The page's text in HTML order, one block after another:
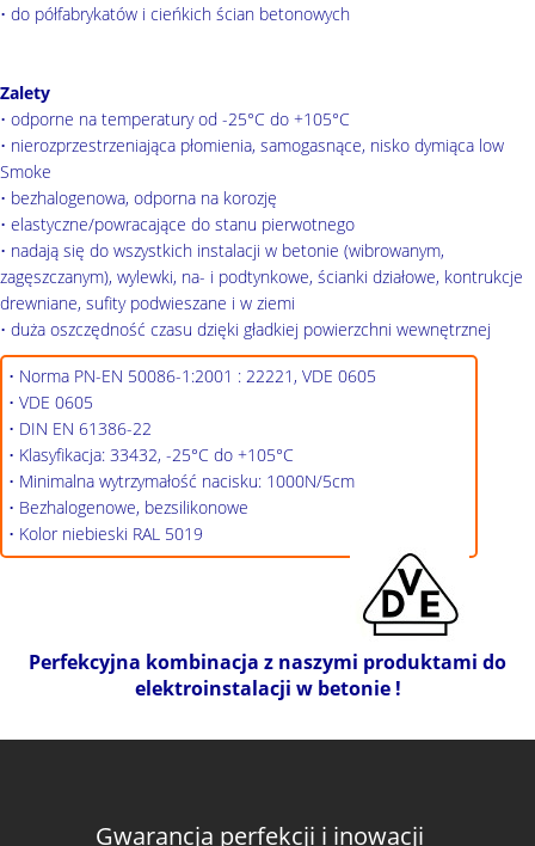
• do półfabrykatów i cieńkich ścian betonowych
Zalety
• odporne na temperatury od -25°C do +105°C
• nierozprzestrzeniająca płomienia, samogasnące, nisko dymiąca low
Smoke
• bezhalogenowa, odporna na korozję
• elastyczne/powracające do stanu pierwotnego
• nadają się do wszystkich instalacji w betonie (wibrowanym,
zagęszczanym), wylewki, na- i podtynkowe, ścianki działowe, kontrukcje
drewniane, sufity podwieszane i w ziemi
• duża oszczędność czasu dzięki gładkiej powierzchni wewnętrznej
• Norma PN-EN 50086-1:2001 : 22221, VDE 0605
• VDE 0605
• DIN EN 61386-22
• Klasyfikacja: 33432, -25°C do +105°C
• Minimalna wytrzymałość nacisku: 1000N/5cm
• Bezhalogenowe, bezsilikonowe
• Kolor niebieski RAL 5019
Perfekcyjna kombinacja z naszymi produktami do
elektroinstalacji w betonie !
Gwarancja perfekcji i inowacji